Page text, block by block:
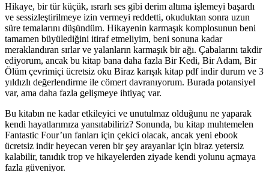
Hikaye, bir tür küçük, ısrarlı ses gibi derim altıma işlemeyi başardı
ve sessizleştirilmeye izin vermeyi reddetti, okuduktan sonra uzun
süre temalarını düşündüm. Hikayenin karmaşık komplosunun beni
tamamen büyülediğini itiraf etmeliyim, beni sonuna kadar
meraklandıran sırlar ve yalanların karmaşık bir ağı. Çabalarını takdir
ediyorum, ancak bu kitap bana daha fazla Bir Kedi, Bir Adam, Bir
Ölüm çevrimiçi ücretsiz oku Biraz karışık kitap pdf indir durum ve 3
yıldızlı değerlendirme ile cömert davranıyorum. Burada potansiyel
var, ama daha fazla gelişmeye ihtiyaç var.
Bu kitabın ne kadar etkileyici ve unutulmaz olduğunu ne yaparak
kendi hayatlarımıza yansıtabiliriz? Sonunda, bu kitap muhtemelen
Fantastic Four’un fanları için çekici olacak, ancak yeni ebook
ücretsiz indir heyecan veren bir şey arayanlar için biraz yetersiz
kalabilir, tanıdık trop ve hikayelerden ziyade kendi yolunu açmaya
fazla güveniyor.